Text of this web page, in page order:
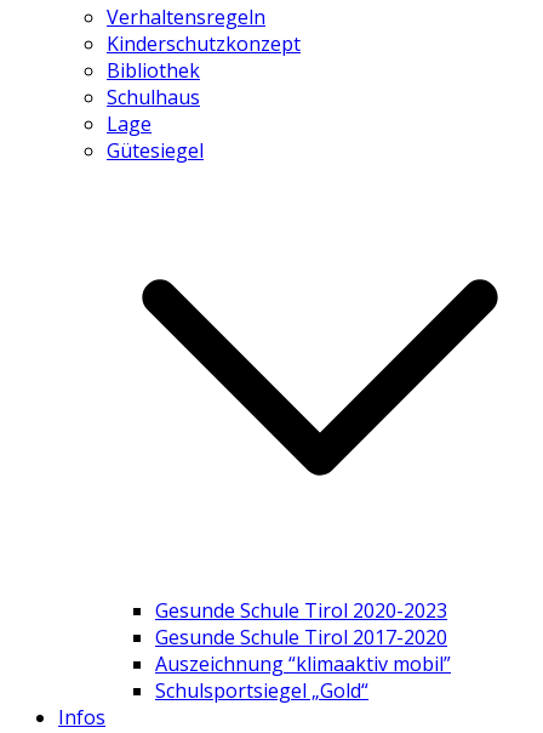
Verhaltensregeln
Kinderschutzkonzept
Bibliothek
Schulhaus
Lage
Gütesiegel
Gesunde Schule Tirol 2020-2023
Gesunde Schule Tirol 2017-2020
Auszeichnung “klimaaktiv mobil”
Schulsportsiegel „Gold“
Infos